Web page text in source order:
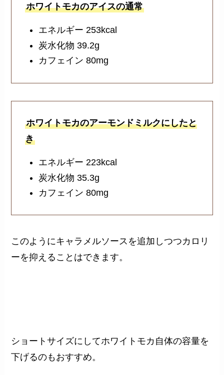
ホワイトモカのアイスの通常
エネルギー 253kcal
炭水化物 39.2g
カフェイン 80mg
ホワイトモカのアーモンドミルクにしたと
き
エネルギー 223kcal
炭水化物 35.3g
カフェイン 80mg
このようにキャラメルソースを追加しつつカロリ
ーを抑えることはできます。
ショートサイズにしてホワイトモカ自体の容量を
下げるのもおすすめ。